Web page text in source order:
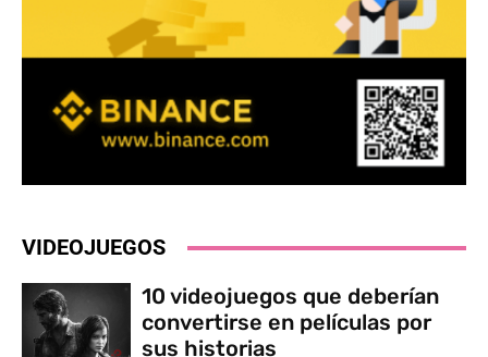
VIDEOJUEGOS
10 videojuegos que deberían
convertirse en películas por
sus historias